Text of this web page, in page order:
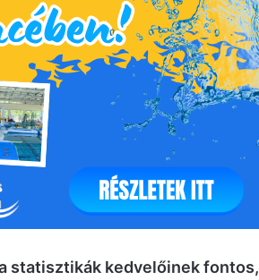
statisztikák kedvelőinek fontos,